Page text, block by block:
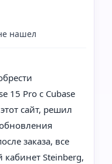
нашел
15 Pro с Cubase
сайт, решил
заказа, все
Steinberg,